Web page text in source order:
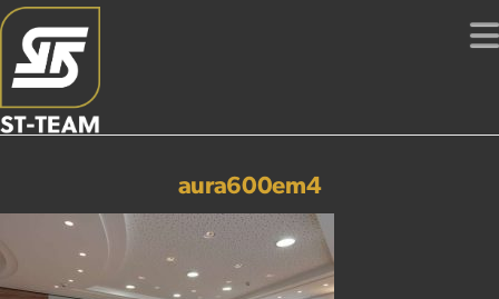
aura600em4